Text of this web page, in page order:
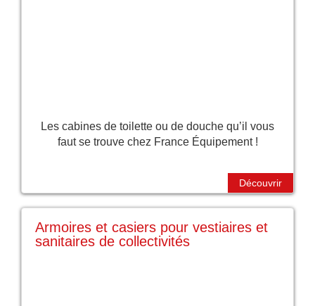
Les cabines de toilette ou de douche qu’il vous
faut se trouve chez France Équipement !
Découvrir
Armoires et casiers pour vestiaires et
sanitaires de collectivités